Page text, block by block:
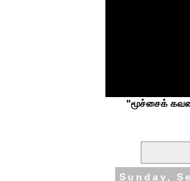
"மூச்சைக் கவனி,
Sunday,